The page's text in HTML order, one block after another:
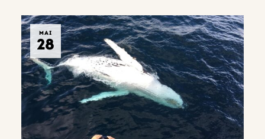
MAI
28